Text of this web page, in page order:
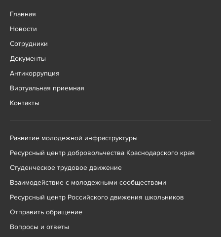
Главная
Новости
Сотрудники
Документы
Антикоррупция
Виртуальная приемная
Контакты
Развитие молодежной инфраструктуры
Ресурсный центр добровольчества Краснодарского края
Студенческое трудовое движение
Взаимодействие с молодежными сообществами
Ресурсный центр Российского движения школьников
Отправить обращение
Вопросы и ответы